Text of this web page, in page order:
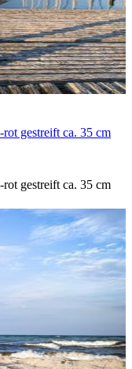
gestreift ca. 35 cm
gestreift ca. 35 cm